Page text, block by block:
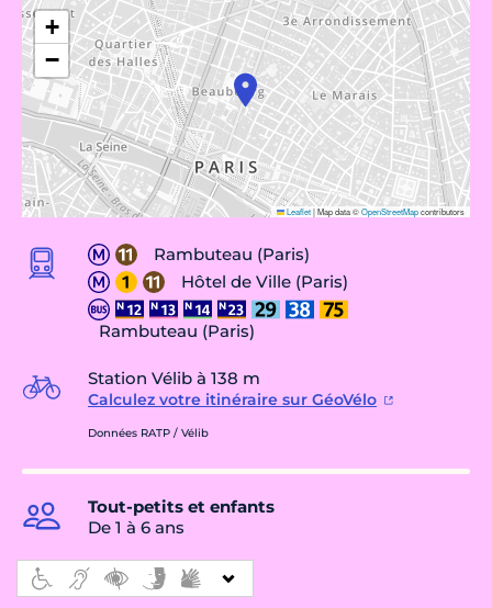
+
−
Leaflet|Map data ©OpenStreetMapcontributors
Rambuteau (Paris)
Hôtel de Ville (Paris)
Rambuteau (Paris)
Station Vélib à 138 m
Calculez votre itinéraire sur GéoVélo
Données RATP / Vélib
Tout-petits et enfants
De 1 à 6 ans